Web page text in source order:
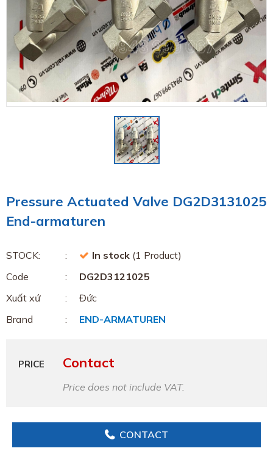
Pressure Actuated Valve DG2D3131025
End-armaturen
STOCK: In stock (1 Product)
Code
DG2D3121025
Xuất xứ
Đức
Brand
END-ARMATUREN
PRICE Contact
Price does not include VAT.
CONTACT